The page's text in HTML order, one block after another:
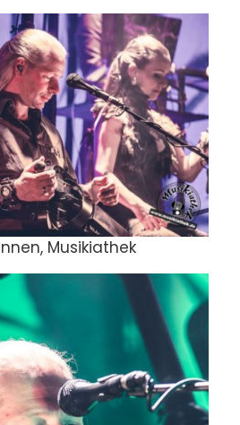
Musikiathek